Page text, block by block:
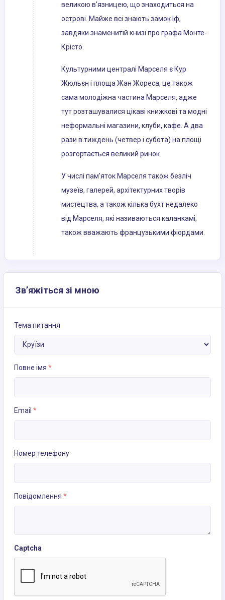
великою в'язницею, що знаходиться на
острові. Майже всі знають замок Іф,
завдяки знаменитій книзі про графа Монте-
Крісто.
Культурними централі Марселя є Кур
Жюльєн і площа Жан Жореса, це також
сама молодіжна частина Марселя, адже
тут розташувалися цікаві книжкові та модні
неформальні магазини, клуби, кафе. А два
рази в тиждень (четвер і субота) на площі
розгортається великий ринок.
У числі пам'яток Марселя також безліч
музеїв, галерей, архітектурних творів
мистецтва, а також кілька бухт недалеко
від Марселя, які називаються каланкамі,
також вважають французькими фіордами.
Зв’яжіться зі мною
Тема питання
Повне імя *
Email *
Номер телефону
Повідомлення *
Captcha